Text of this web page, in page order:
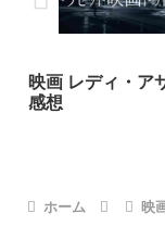
映画 レディ・ア
感想
ホーム 映